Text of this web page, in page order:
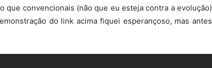
que convencionais (não que eu esteja contra a evolução)
do link acima fiquei esperançoso, mas antes